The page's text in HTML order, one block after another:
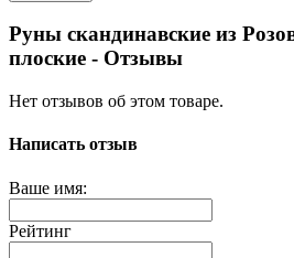
Руны скандинавские из
плоские - Отзывы
Нет отзывов об этом товаре.
Написать отзыв
Ваше имя:
Рейтинг